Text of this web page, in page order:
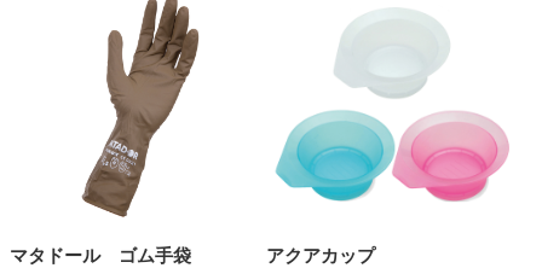
マタドール ゴム手袋 アクアカップ